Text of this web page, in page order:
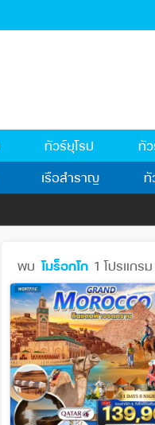
ทัวร์ยุโรป ทัว
เรือสำราญ ทั
พบ โมร็อกโก 1 โปรแกรม